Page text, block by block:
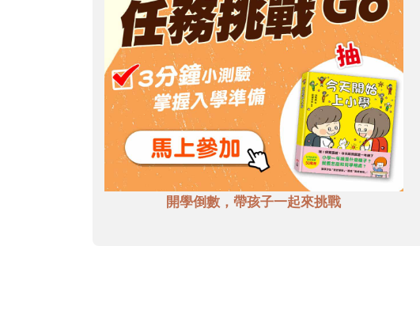
開學倒數，帶孩子一起來挑戰